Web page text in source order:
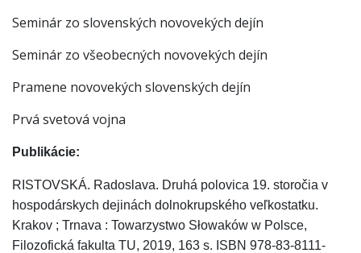
Seminár zo slovenských novovekých dejín
Seminár zo všeobecných novovekých dejín
Pramene novovekých slovenských dejín
Prvá svetová vojna
Publikácie:
RISTOVSKÁ. Radoslava. Druhá polovica 19. storočia v
hospodárskych dejinách dolnokrupského veľkostatku.
Krakov ; Trnava : Towarzystwo Słowaków w Polsce,
Filozofická fakulta TU, 2019, 163 s. ISBN 978-83-8111-